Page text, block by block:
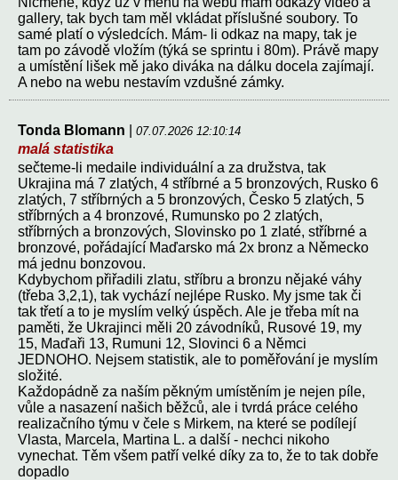
gallery, tak bych tam měl vkládat příslušné soubory. To
samé platí o výsledcích. Mám- li odkaz na mapy, tak je
tam po závodě vložím (týká se sprintu i 80m). Právě mapy
a umístění lišek mě jako diváka na dálku docela zajímají.
A nebo na webu nestavím vzdušné zámky.
Tonda Blomann 07.07.2026 12:10:14
malá statistika
sečteme-li medaile individuální a za družstva, tak
Ukrajina má 7 zlatých, 4 stříbrné a 5 bronzových, Rusko 6
zlatých, 7 stříbrných a 5 bronzových, Česko 5 zlatých, 5
stříbrných a 4 bronzové, Rumunsko po 2 zlatých,
stříbrných a bronzových, Slovinsko po 1 zlaté, stříbrné a
bronzové, pořádající Maďarsko má 2x bronz a Německo
má jednu bonzovou.
Kdybychom přiřadili zlatu, stříbru a bronzu nějaké váhy
(třeba 3,2,1), tak vychází nejlépe Rusko. My jsme tak či
tak třetí a to je myslím velký úspěch. Ale je třeba mít na
paměti, že Ukrajinci měli 20 závodníků, Rusové 19, my
15, Maďaři 13, Rumuni 12, Slovinci 6 a Němci
JEDNOHO. Nejsem statistik, ale to poměřování je myslím
složité.
Každopádně za naším pěkným umístěním je nejen píle,
vůle a nasazení našich běžců, ale i tvrdá práce celého
realizačního týmu v čele s Mirkem, na které se podílejí
Vlasta, Marcela, Martina L. a další - nechci nikoho
vynechat. Těm všem patří velké díky za to, že to tak dobře
dopadlo